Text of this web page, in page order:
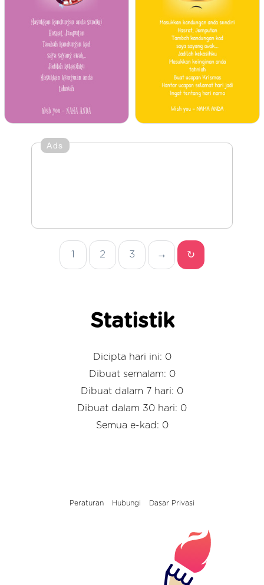
Ads
1 2 3 → ↻
Statistik
Dicipta hari ini: 0
Dibuat semalam: 0
Dibuat dalam 7 hari: 0
Dibuat dalam 30 hari: 0
Semua e-kad: 0
Peraturan Hubungi Dasar Privasi